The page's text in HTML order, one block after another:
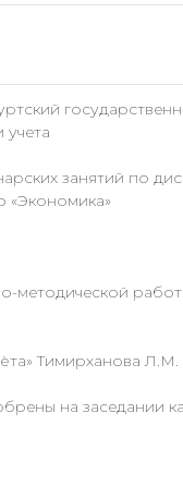
занятий по
«Экономика»
Тимирханова Л.М.
на заседании